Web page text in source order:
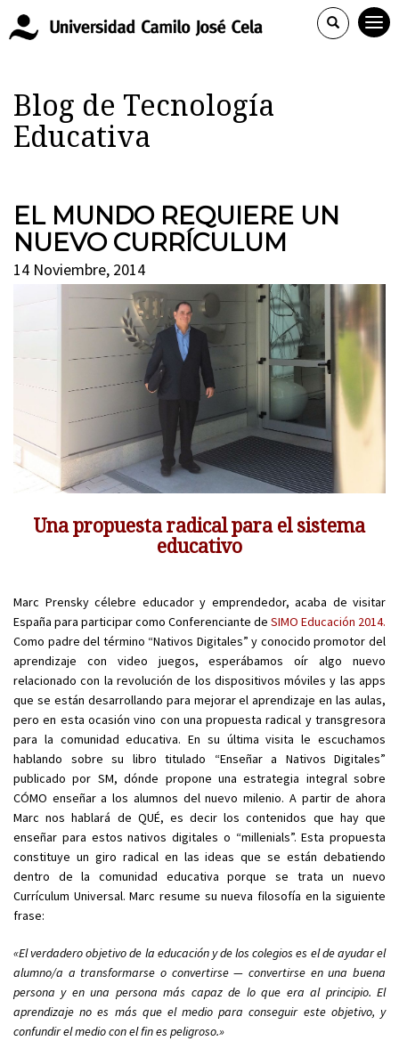
Blog de Tecnología
Educativa
EL MUNDO REQUIERE UN
NUEVO CURRÍCULUM
14 Noviembre, 2014
Una propuesta radical para el sistema
educativo
Marc Prensky célebre educador y emprendedor, acaba de visitar
España para participar como Conferenciante de SIMO Educación 2014.
Como padre del término “Nativos Digitales” y conocido promotor del
aprendizaje con video juegos, esperábamos oír algo nuevo
relacionado con la revolución de los dispositivos móviles y las apps
que se están desarrollando para mejorar el aprendizaje en las aulas,
pero en esta ocasión vino con una propuesta radical y transgresora
para la comunidad educativa. En su última visita le escuchamos
hablando sobre su libro titulado “Enseñar a Nativos Digitales”
publicado por SM, dónde propone una estrategia integral sobre
CÓMO enseñar a los alumnos del nuevo milenio. A partir de ahora
Marc nos hablará de QUÉ, es decir los contenidos que hay que
enseñar para estos nativos digitales o “millenials”. Esta propuesta
constituye un giro radical en las ideas que se están debatiendo
dentro de la comunidad educativa porque se trata un nuevo
Currículum Universal. Marc resume su nueva filosofía en la siguiente
frase:
«El verdadero objetivo de la educación y de los colegios es el de ayudar el
alumno/a a transformarse o convertirse — convertirse en una buena
persona y en una persona más capaz de lo que era al principio. El
aprendizaje no es más que el medio para conseguir este objetivo, y
confundir el medio con el fin es peligroso.»